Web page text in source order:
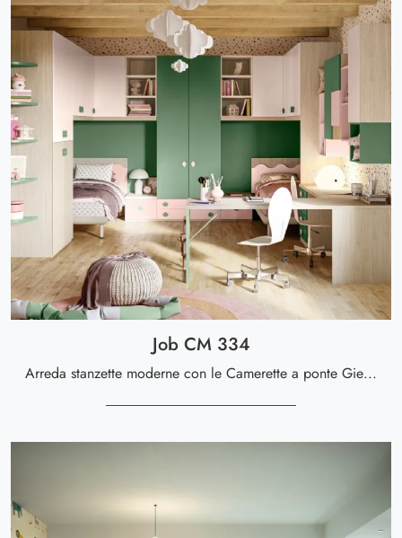
Job CM 334
Arreda stanzette moderne con le Camerette a ponte Giessegi! Il modello Job CM 334 in melaminico è per bambine.